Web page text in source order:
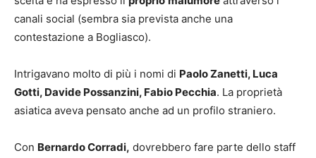
canali social (sembra sia prevista anche una
contestazione a Bogliasco).
Intrigavano molto di più i nomi di Paolo Zanetti, Luca
Gotti, Davide Possanzini, Fabio Pecchia. La proprietà
asiatica aveva pensato anche ad un profilo straniero.
Con Bernardo Corradi, dovrebbero fare parte dello staff